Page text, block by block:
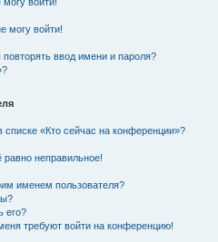
могу войти!
ввод имени и пароля?
списке «Кто сейчас на конференции»?
неправильное!
именем пользователя?
его?
требуют войти на конференцию!